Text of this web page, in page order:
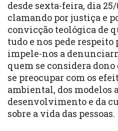
desde sexta-feira, dia 25/
clamando por justiça e
convicção teológica de
tudo e nos pede respeito
impele-nos a
quem se considera
se preocupar com os
ambiental, dos modelos
desenvolvimento e da
sobre a vida das pessoas.